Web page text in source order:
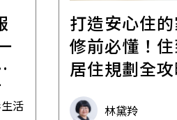
活
打造安心住
修前必懂！
居住規劃全
林黛羚